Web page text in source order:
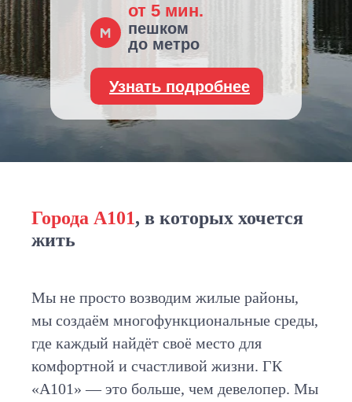
от 5 мин.
пешком
до метро
Узнать подробнее
Города А101, в которых хочется
жить
Мы не просто возводим жилые районы,
мы создаём многофункциональные среды,
где каждый найдёт своё место для
комфортной и счастливой жизни. ГК
«А101» — это больше, чем девелопер. Мы